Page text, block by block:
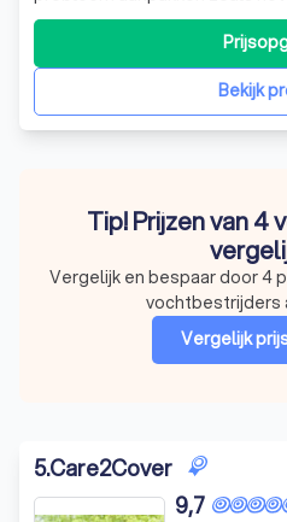
niet verder en contacteer
diagnose en kwalitatieve
Bekijk
Tip! Prijzen van 4
Vergelijk en bespaar door 4
vochtbestrijders
Vergelijk
5.Care2Cover
9,7